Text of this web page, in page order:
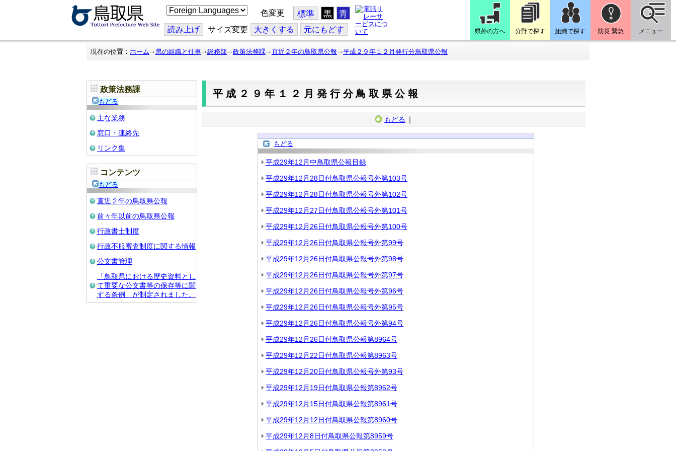
こ
の
ジ
を
翻
色変更 標準 黒 青
読み上げ サイズ変更 大きくする 元にもどす 県外の方へ 分野で探す 組織で探す 防災 緊急 メニュー
現在の位置： ホーム 県の組織と仕事 総務部 政策法務課 直近２年の鳥取県公報 平成２９年１２月発行分鳥取県公報
政策法務課
もどる
主な業務
窓口・連絡先
リンク集
コンテンツ
もどる
直近２年の鳥取県公報
前々年以前の鳥取県公報
行政書士制度
行政不服審査制度に関する情報
公文書管理
「鳥取県における歴史資料とし
て重要な公文書等の保存等に関
する条例」が制定されました。
平成２９年１２月発行分鳥取県公報
もどる ｜
もどる
平成29年12月中鳥取県公報目録
平成29年12月28日付鳥取県公報号外第103号
平成29年12月28日付鳥取県公報号外第102号
平成29年12月27日付鳥取県公報号外第101号
平成29年12月26日付鳥取県公報号外第100号
平成29年12月26日付鳥取県公報号外第99号
平成29年12月26日付鳥取県公報号外第98号
平成29年12月26日付鳥取県公報号外第97号
平成29年12月26日付鳥取県公報号外第96号
平成29年12月26日付鳥取県公報号外第95号
平成29年12月26日付鳥取県公報号外第94号
平成29年12月26日付鳥取県公報第8964号
平成29年12月22日付鳥取県公報第8963号
平成29年12月20日付鳥取県公報号外第93号
平成29年12月19日付鳥取県公報第8962号
平成29年12月15日付鳥取県公報第8961号
平成29年12月12日付鳥取県公報第8960号
平成29年12月8日付鳥取県公報第8959号